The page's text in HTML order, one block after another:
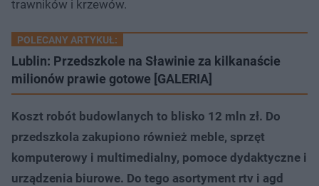
trawników i krzewów.
POLECANY ARTYKUŁ:
Lublin: Przedszkole na Sławinie za kilkanaście
milionów prawie gotowe [GALERIA]
Koszt robót budowlanych to blisko 12 mln zł. Do
przedszkola zakupiono również meble, sprzęt
komputerowy i multimedialny, pomoce dydaktyczne i
urządzenia biurowe. Do tego asortyment rtv i agd